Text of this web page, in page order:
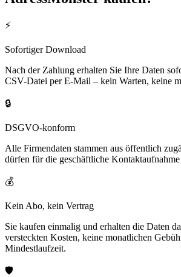
⚡
Sofortiger Download
Nach der Zahlung erhalten Sie Ihre Daten
CSV-Datei per E-Mail – kein Warten, keine
🔒
DSGVO-konform
Alle Firmendaten stammen aus öffentlich
dürfen für die geschäftliche
💰
Kein Abo, kein Vertrag
Sie kaufen einmalig und erhalten die Daten
versteckten Kosten, keine monatlichen
Mindestlaufzeit.
🛡️